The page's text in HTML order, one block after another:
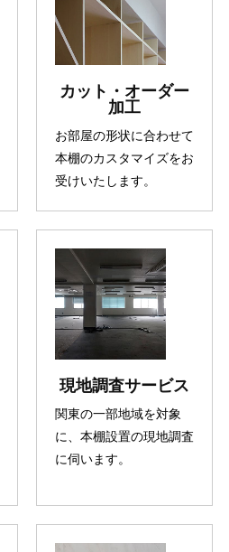
カット・オーダー
加工
お部屋の形状に合わせて
本棚のカスタマイズをお
受けいたします。
現地調査サービス
関東の一部地域を対象
に、本棚設置の現地調査
に伺います。